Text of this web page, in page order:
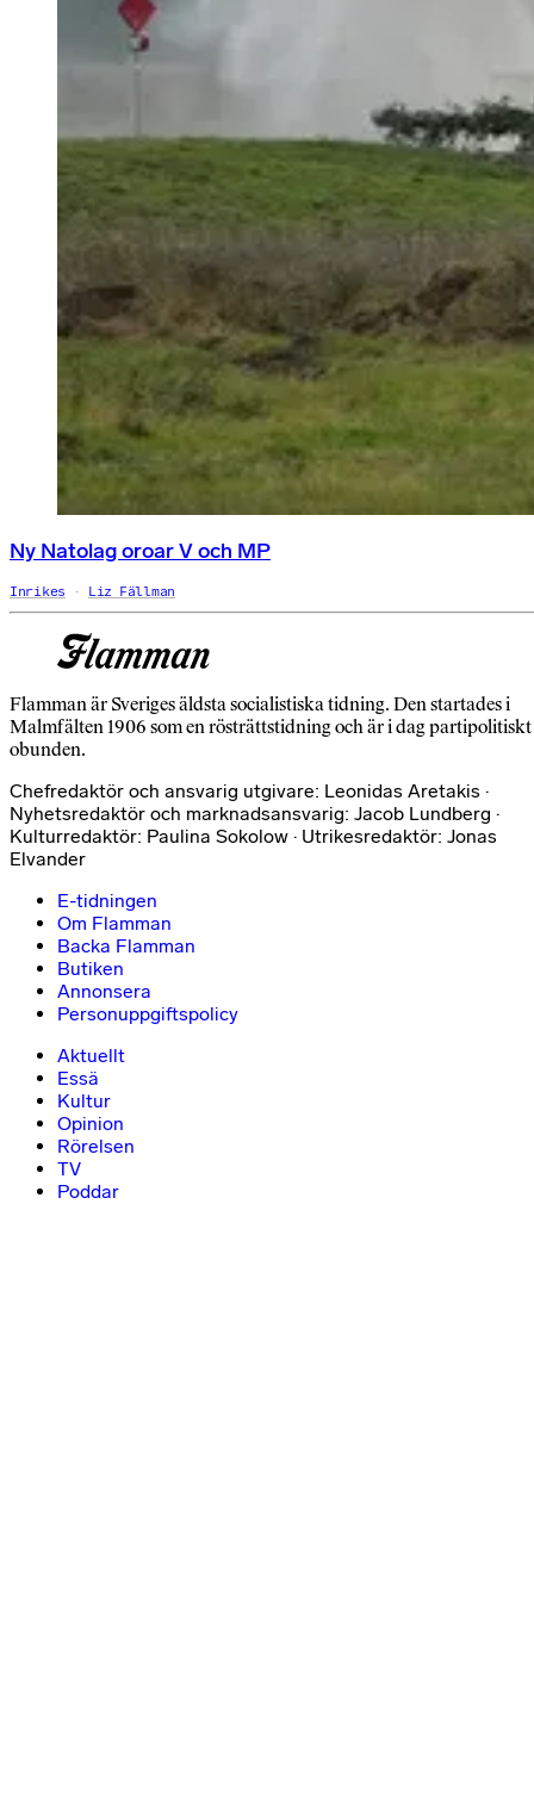
Ny Natolag oroar V och MP
Inrikes Liz Fällman
Flamman är Sveriges äldsta socialistiska tidning. Den startades i
Malmfälten 1906 som en rösträttstidning och är i dag partipolitiskt
obunden.
Chefredaktör och ansvarig utgivare: Leonidas Aretakis ·
Nyhetsredaktör och marknadsansvarig: Jacob Lundberg ·
Kulturredaktör: Paulina Sokolow · Utrikesredaktör: Jonas
Elvander
E-tidningen
Om Flamman
Backa Flamman
Butiken
Annonsera
Personuppgiftspolicy
Aktuellt
Essä
Kultur
Opinion
Rörelsen
TV
Poddar